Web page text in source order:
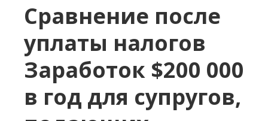
Сравнение после
уплаты налогов
Заработок $200 000
в год для супругов,